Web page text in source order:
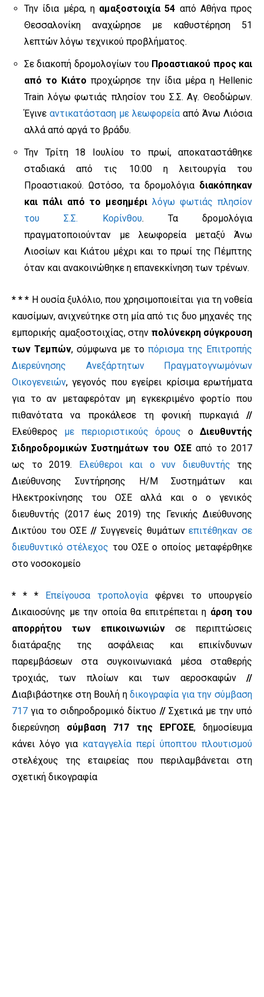
Την ίδια μέρα, η αμαξοστοιχία 54 από Αθήνα προς
Θεσσαλονίκη αναχώρησε με καθυστέρηση 51
λεπτών λόγω τεχνικού προβλήματος.
Σε διακοπή δρομολογίων του Προαστιακού προς και
από το Κιάτο προχώρησε την ίδια μέρα η Hellenic
Train λόγω φωτιάς πλησίον του Σ.Σ. Αγ. Θεοδώρων.
Έγινε αντικατάσταση με λεωφορεία από Άνω Λιόσια
αλλά από αργά το βράδυ.
Την Τρίτη 18 Ιουλίου το πρωί, αποκαταστάθηκε
σταδιακά από τις 10:00 η λειτουργία του
Προαστιακού. Ωστόσο, τα δρομολόγια διακόπηκαν
και πάλι από το μεσημέρι λόγω φωτιάς πλησίον
του Σ.Σ. Κορίνθου. Τα δρομολόγια
πραγματοποιούνταν με λεωφορεία μεταξύ Άνω
Λιοσίων και Κιάτου μέχρι και το πρωί της Πέμπτης
όταν και ανακοινώθηκε η επανεκκίνηση των τρένων.
* * * Η ουσία ξυλόλιο, που χρησιμοποιείται για τη νοθεία
καυσίμων, ανιχνεύτηκε στη μία από τις δυο μηχανές της
εμπορικής αμαξοστοιχίας, στην πολύνεκρη σύγκρουση
των Τεμπών, σύμφωνα με το πόρισμα της Επιτροπής
Διερεύνησης Ανεξάρτητων Πραγματογνωμόνων
Οικογενειών, γεγονός που εγείρει κρίσιμα ερωτήματα
για το αν μεταφερόταν μη εγκεκριμένο φορτίο που
πιθανότατα να προκάλεσε τη φονική πυρκαγιά //
Ελεύθερος με περιοριστικούς όρους οΔιευθυντής
Σιδηροδρομικών Συστημάτων του ΟΣΕαπό το 2017
ως το 2019.
Ελεύθεροι και ο νυν διευθυντής της
Διεύθυνσης Συντήρησης Η/Μ Συστημάτων και
Ηλεκτροκίνησης του ΟΣΕ αλλά και ο ο γενικός
διευθυντής (2017 έως 2019) της Γενικής Διεύθυνσης
Δικτύου του ΟΣΕ// Συγγενείς θυμάτωνεπιτέθηκαν σε
διευθυντικό στέλεχος του ΟΣΕ ο οποίος μεταφέρθηκε
στο νοσοκομείο
* * * Επείγουσα τροπολογία φέρνει το υπουργείο
Δικαιοσύνης με την οποία θα επιτρέπεται η άρση του
απορρήτου των επικοινωνιών σε περιπτώσεις
διατάραξης της ασφάλειας και επικίνδυνων
παρεμβάσεων στα συγκοινωνιακά μέσα σταθερής
τροχιάς, των πλοίων και των αεροσκαφών //
Διαβιβάστηκε στη Βουλή ηδικογραφία για την σύμβαση
717 για το σιδηροδρομικό δίκτυο //Σχετικά με την υπό
διερεύνηση σύμβαση 717 της ΕΡΓΟΣΕ, δημοσίευμα
κάνει λόγο για καταγγελία περί ύποπτου πλουτισμού
στελέχους της εταιρείας που περιλαμβάνεται στη
σχετική δικογραφία